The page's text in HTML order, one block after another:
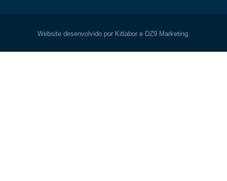
Website desenvolvido por Kitlabor e DZ9 Marketing.